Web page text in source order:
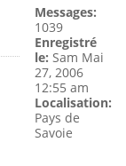
Messages:
1039
Enregistré
le: Sam Mai
27, 2006
12:55 am
Localisation:
Pays de
Savoie